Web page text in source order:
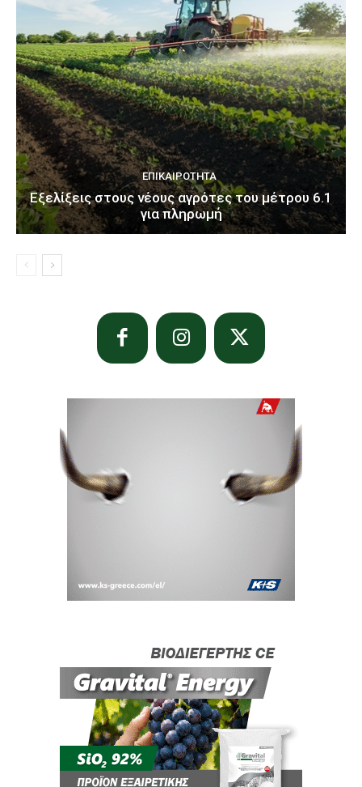
ΕΠΙΚΑΙΡΌΤΗΤΑ
Εξελίξεις στους νέους αγρότες του μέτρου 6.1
για πληρωμή